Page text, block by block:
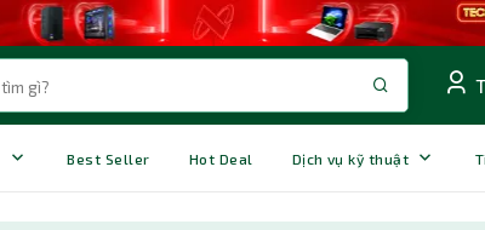
Best Seller Hot Deal Dịch vụ kỹ thuật